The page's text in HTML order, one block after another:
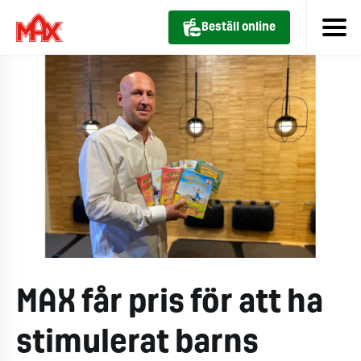
Beställ online
MAX får pris för att ha
stimulerat barns